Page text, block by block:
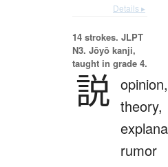
Details ▸
14 strokes. JLPT
N3. Jōyō kanji,
taught in grade 4.
説 opinion,
theory,
rumor